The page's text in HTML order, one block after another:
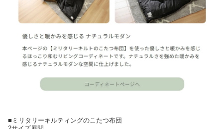
■ミリタリーキルティングのこたつ布団